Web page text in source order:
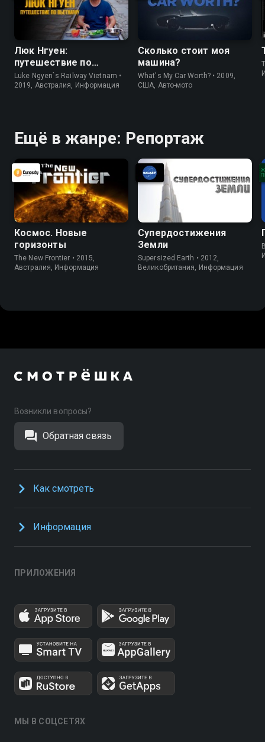
Люк Нгуен:
путешествие по
Вьетнаму
Luke Ngyen`s Railway Vietnam •
2019, Австралия, Информация
Сколько стоит моя
машина?
What's My Car Worth? • 2009,
США, Авто-мото
Ещё в жанре: Репортаж
Космос. Новые
горизонты
The New Frontier • 2015,
Австралия, Информация
Супердостижения
Земли
Supersized Earth • 2012,
Великобритания, Информация
Возникли вопросы?
Обратная связь
Как смотреть
Информация
ПРИЛОЖЕНИЯ
МЫ В СОЦСЕТЯХ